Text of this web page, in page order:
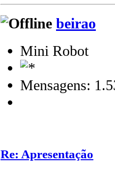
beirao
Mini Robot
Mensagens:
Re: Apresentação